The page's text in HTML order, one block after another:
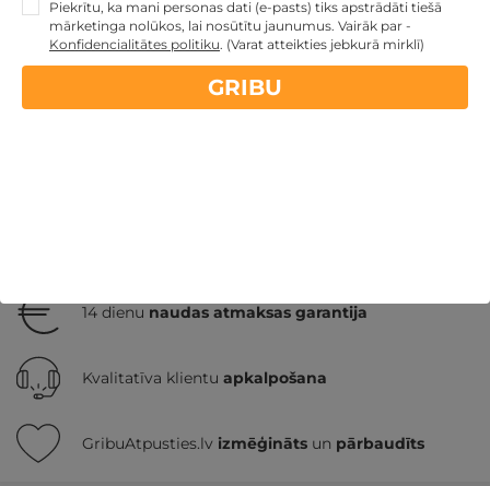
339€
Par 4 naktīm GRIBU
14 dienu naudas atmaksas garantija
Kvalitatīva klientu apkalpošana
GribuAtpusties.lv izmēģināts un pārbaudīts
Piekrītu, ka mani personas dati (e-pasts) tiks apstrādāti tiešā
mārketinga nolūkos, lai nosūtītu jaunumus. Vairāk par -
Konfidencialitātes politiku. (Varat atteikties jebkurā mirklī)
GRIBU